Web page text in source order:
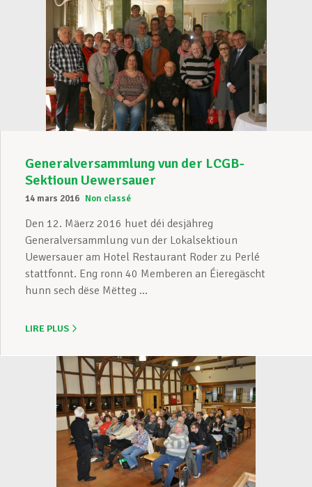
Generalversammlung vun der LCGB-
Sektioun Uewersauer
14 mars 2016 Non classé
Den 12. Mäerz 2016 huet déi desjähreg
Generalversammlung vun der Lokalsektioun
Uewersauer am Hotel Restaurant Roder zu Perlé
stattfonnt. Eng ronn 40 Memberen an Éieregäscht
hunn sech dëse Mëtteg ...
LIRE PLUS